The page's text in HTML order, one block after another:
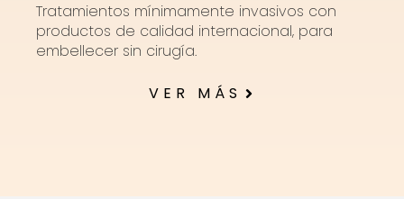
Tratamientos mínimamente invasivos con
productos de calidad internacional, para
embellecer sin cirugía.
VER MÁS